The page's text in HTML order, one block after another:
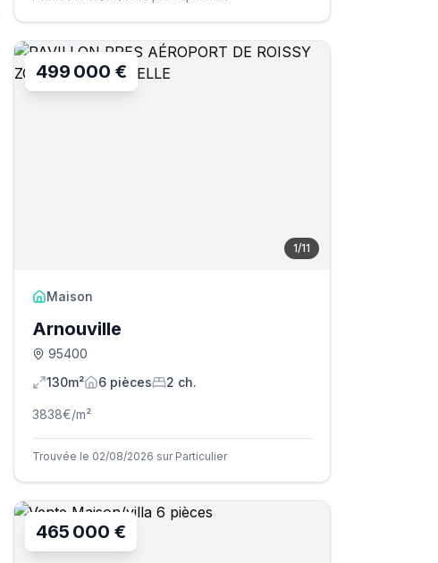
1/11
499 000 €
Maison
Arnouville
95400
130m²
6 pièces 2 ch.
3838€/m²
Trouvée le 02/08/2026 sur Particulier
465 000 €